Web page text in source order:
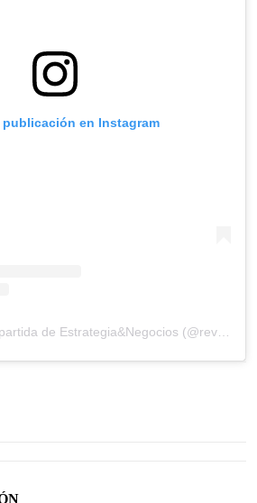
publicación en Instagram